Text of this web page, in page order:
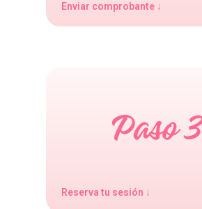
Enviar comprobante ↓
Reserva tu sesión ↓